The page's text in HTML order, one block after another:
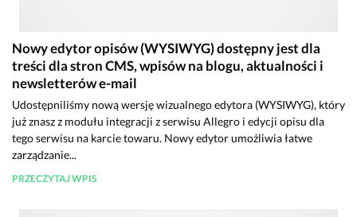
Nowy edytor opisów (WYSIWYG) dostępny jest dla
treści dla stron CMS, wpisów na blogu, aktualności i
newsletterów e-mail
Udostępniliśmy nową wersję wizualnego edytora (WYSIWYG), który
już znasz z modułu integracji z serwisu Allegro i edycji opisu dla
tego serwisu na karcie towaru. Nowy edytor umożliwia łatwe
zarządzanie...
PRZECZYTAJ WPIS